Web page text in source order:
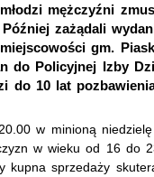
mężczyźni
zażądali
gm.
do Policyjnej Izby
do 10 lat
w minioną
w wieku od 16 do
kupna sprzedaży